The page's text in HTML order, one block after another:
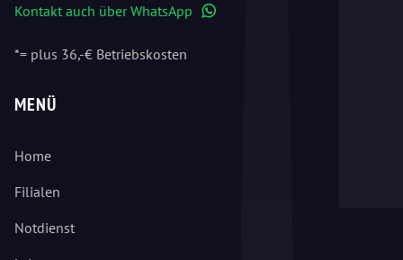
Kontakt auch über WhatsApp
*= plus 36,-€ Betriebskosten
MENÜ
Home
Filialen
Notdienst